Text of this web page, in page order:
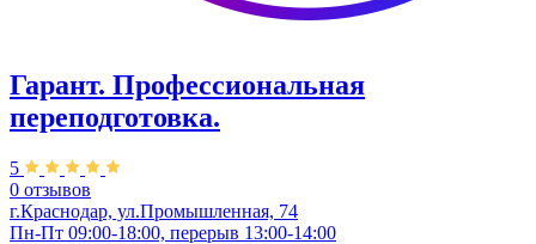
Гарант. Профессиональная
переподготовка.
5
0 отзывов
г.Краснодар, ул.Промышленная, 74
Пн-Пт 09:00-18:00, перерыв 13:00-14:00